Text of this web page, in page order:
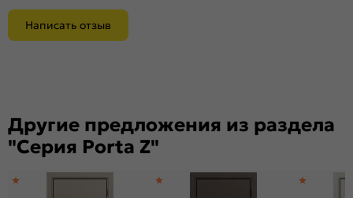
Написать отзыв
Другие предложения из раздела
"Серия Porta Z"